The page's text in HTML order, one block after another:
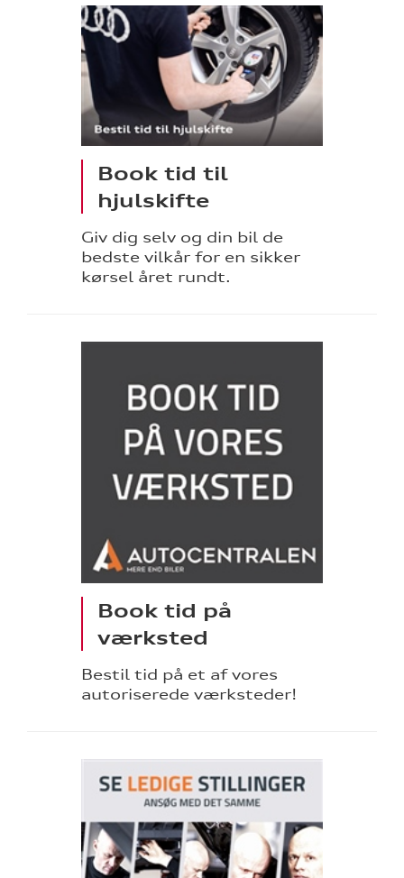
Book tid til
hjulskifte
Giv dig selv og din bil de
bedste vilkår for en sikker
kørsel året rundt.
Book tid på
værksted
Bestil tid på et af vores
autoriserede værksteder!